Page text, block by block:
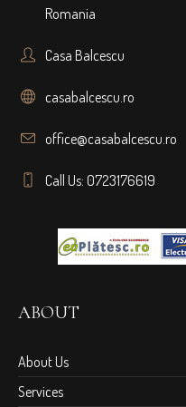
Romania
Casa Balcescu
casabalcescu.ro
office@casabalcescu.ro
Call Us: 0723176619
ABOUT
About Us
Services